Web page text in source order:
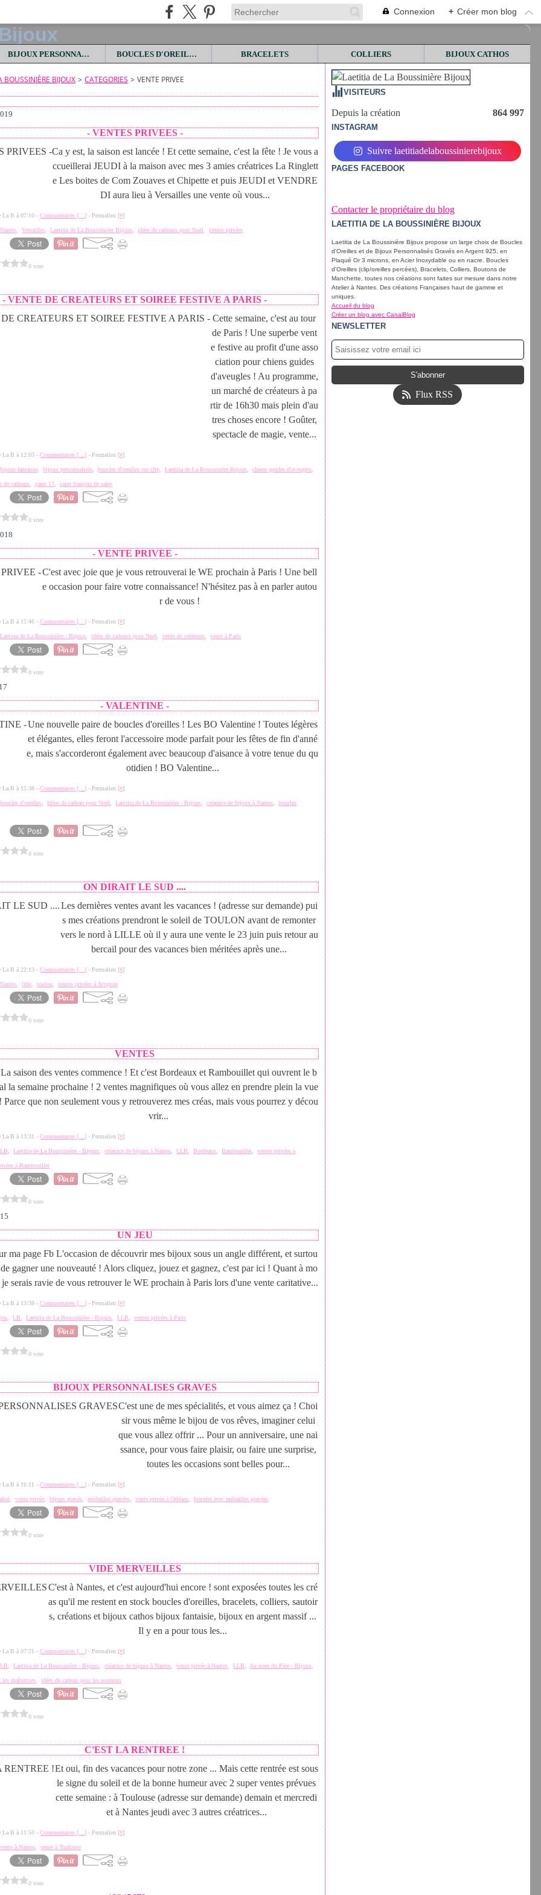
Connexion + Créer mon blog
BIJOUX PERSONNALISES BOUCLES D'OREILLES BRACELETS COLLIERS BIJOUX CATHOS
BOUSSINIÈRE BIJOUX > CATEGORIES > VENTE PRIVEE
- VENTES PRIVEES -
Ca y est, la saison est lancée ! Et cette semaine, c'est la fête ! Je vous a
ccueillerai JEUDI à la maison avec mes 3 amies créatrices La Ringlett
e Les boites de Com Zouaves et Chipette et puis JEUDI et VENDRE
DI aura lieu à Versailles une vente où vous...
La B à 07:10 -Commentaires [ …] - Permalien [#]
Nantes ,Versailles ,Laetitia de La Boussinière Bijoux ,idées de cadeaux pour Noël ,ventes privées
0 vote
- VENTE DE CREATEURS ET SOIREE FESTIVE A PARIS -
Cette semaine, c'est au tour
de Paris ! Une superbe vent
e festive au profit d'une asso
ciation pour chiens guides
d'aveugles ! Au programme,
un marché de créateurs à pa
rtir de 16h30 mais plein d'au
tres choses encore ! Goûter,
spectacle de magie, vente...
La B à 12:03 -Commentaires [ …] - Permalien [#]
bijoux fantaisie ,bijoux personnalisés ,boucles d'oreilles sur clip ,Laetitia de La Boussinière Bijoux ,chiens guides d'aveugles
de cadeaux ,paris 17 ,saint françois de sales
0 vote
- VENTE PRIVEE -
C'est avec joie que je vous retrouverai le WE prochain à Paris ! Une bell
e occasion pour faire votre connaissance! N'hésitez pas à en parler autou
r de vous !
La B à 15:46 -Commentaires [ …] - Permalien [#]
Laetitia de La Boussinière - Bijoux ,idées de cadeaux pour Noël ,vente de créateurs ,vente à Paris
0 vote
- VALENTINE -
Une nouvelle paire de boucles d'oreilles ! Les BO Valentine ! Toutes légères
et élégantes, elles feront l'accessoire mode parfait pour les fêtes de fin d'anné
e, mais s'accorderont également avec beaucoup d'aisance à votre tenue du qu
otidien ! BO Valentine...
La B à 15:38 -Commentaires [ …] - Permalien [#]
boucles d'oreilles ,Idées de cadeau pour Noël ,Laetitia de La Boussinière - Bijoux ,créatrice de bijoux à Nantes ,boucles
0 vote
ON DIRAIT LE SUD ....
Les dernières ventes avant les vacances ! (adresse sur demande) pui
s mes créations prendront le soleil de TOULON avant de remonter
vers le nord à LILLE où il y aura une vente le 23 juin puis retour au
bercail pour des vacances bien méritées après une...
La B à 22:13 -Commentaires [ …] - Permalien [#]
Nantes ,lille ,toulon ,ventes privées à Avignon
0 vote
VENTES
La saison des ventes commence ! Et c'est Bordeaux et Rambouillet qui ouvrent le b
al la semaine prochaine ! 2 ventes magnifiques où vous allez en prendre plein la vue
! Parce que non seulement vous y retrouverez mes créas, mais vous pourrez y décou
vrir...
La B à 13:31 -Commentaires [ …] - Permalien [#]
LB ,Laetitia de La Boussinière - Bijoux ,créatrice de bijoux à Nantes ,LLB ,Bordeaux ,Rambouillet ,ventes privées à
à Rambouillet
0 vote
UN JEU
ma page Fb L'occasion de découvrir mes bijoux sous un angle différent, et surtou
gagner une nouveauté ! Alors cliquez, jouez et gagnez, c'est par ici ! Quant à mo
serais ravie de vous retrouver le WE prochain à Paris lors d'une vente caritative...
La B à 13:38 -Commentaires [ …] - Permalien [#]
jeu ,LB ,Laetitia de La Boussinière - Bijoux ,LLB ,ventes privées à Paris
0 vote
BIJOUX PERSONNALISES GRAVES
C'est une de mes spécialités, et vous aimez ça ! Choi
sir vous même le bijou de vos rêves, imaginer celui
que vous allez offrir ... Pour un anniversaire, une nai
ssance, pour vous faire plaisir, ou faire une surprise,
toutes les occasions sont belles pour...
La B à 16:11 -Commentaires [ …] - Permalien [#]
,vente privée ,bijoux gravés ,médailles gravées ,vente privée à Orléans ,bracelet avec médailles gravées
0 vote
VIDE MERVEILLES
C'est à Nantes, et c'est aujourd'hui encore ! sont exposées toutes les cré
as qu'il me restent en stock boucles d'oreilles, bracelets, colliers, sautoir
s, créations et bijoux cathos bijoux fantaisie, bijoux en argent massif ...
Il y en a pour tous les...
La B à 07:21 -Commentaires [ …] - Permalien [#]
LB ,Laetitia de La Boussinière - Bijoux ,créatrice de bijoux à Nantes ,vente privée à Nantes ,LLB Au nom du Père - Bijoux
les maîtresses ,idées de cadeau pour les nounous
0 vote
C'EST LA RENTREE !
Et oui, fin des vacances pour notre zone ... Mais cette rentrée est sous
le signe du soleil et de la bonne humeur avec 2 super ventes prévues
cette semaine : à Toulouse (adresse sur demande) demain et mercredi
et à Nantes jeudi avec 3 autres créatrices...
La B à 11:50 -Commentaires [ …] - Permalien [#]
vente à Nantes ,vente à Toulouse
0 vote
VISITEURS
Depuis la création 864 997
INSTAGRAM
Suivre laetitiadelaboussinierebijoux
PAGES FACEBOOK
Contacter le propriétaire du blog
LAETITIA DE LA BOUSSINIÈRE BIJOUX
Laetitia de La Boussinière Bijoux propose un large choix de Boucles
d'Oreilles et de Bijoux Personnalisés Gravés en Argent 925, en
Plaqué Or 3 microns, en Acier Inoxydable ou en nacre. Boucles
d'Oreilles (clip/oreilles percées), Bracelets, Colliers, Boutons de
Manchette, toutes nos créations sont faites sur mesure dans notre
Atelier à Nantes. Des créations Françaises haut de gamme et
uniques.
Accueil du blog
Créer un blog avec CanalBlog
NEWSLETTER
Flux RSS